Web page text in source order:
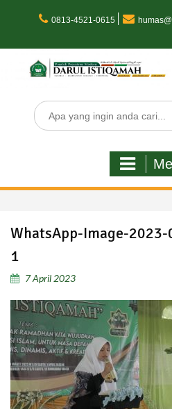
0813-4521-0615
Search
for:
WhatsApp-Image-
1
7 April 2023